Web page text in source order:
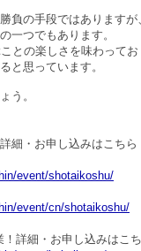
負の手段ではありますが
一つでもあります。
との楽しさを味わってお
と思っています。
う。
細・お申し込みはこちら
event/shotaikoshu/
event/cn/shotaikoshu/
詳細・お申し込みはこち